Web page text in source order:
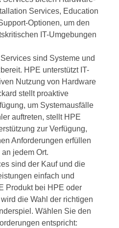
Services, Education
Optionen, um den
IT-Umgebungen
sind Systeme und
HPE unterstützt IT-
Nutzung von Hardware
stellt proaktive
um Systemausfälle
auftreten, stellt HPE
zur Verfügung,
Anforderungen erfüllen
jedem Ort.
sind der Kauf und die
einfach und
Produkt bei HPE oder
die Wahl der richtigen
Wählen Sie den
entspricht: